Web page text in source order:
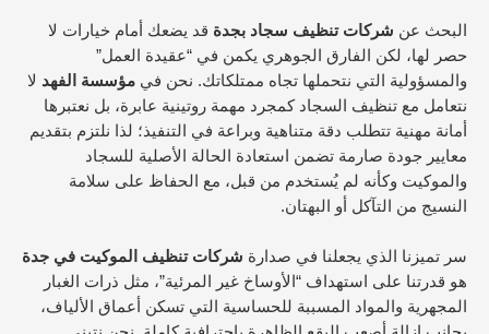
البحث عن شركات تنظيف سجاد بجدة قد يضعك أمام خيارات لا
حصر لها، لكن الفارق الجوهري يكمن في “عقيدة العمل”
والمسؤولية التي نتحملها تجاه ممتلكاتك. نحن في مؤسسة الفهد لا
نتعامل مع تنظيف السجاد كمجرد مهمة روتينية عابرة، بل نعتبرها
أمانة مهنية تتطلب دقة متناهية وبراعة في التنفيذ؛ لذا نلتزم بتقديم
معايير جودة صارمة تضمن استعادة الحالة الأصلية للسجاد
والموكيت وكأنه لم يُستخدم من قبل، مع الحفاظ على سلامة
النسيج من التآكل أو البهتان.
سر تميزنا الذي يجعلنا في صدارة شركات تنظيف الموكيت في جدة
هو قدرتنا على استهداف “الأوساخ غير المرئية”، مثل ذرات الغبار
المجهرية والمواد المسببة للحساسية التي تسكن أعماق الألياف،